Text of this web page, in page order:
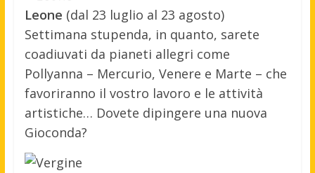
Leone (dal 23 luglio al 23 agosto)
Settimana stupenda, in quanto, sarete
coadiuvati da pianeti allegri come
Pollyanna – Mercurio, Venere e Marte – che
favoriranno il vostro lavoro e le attività
artistiche… Dovete dipingere una nuova
Gioconda?